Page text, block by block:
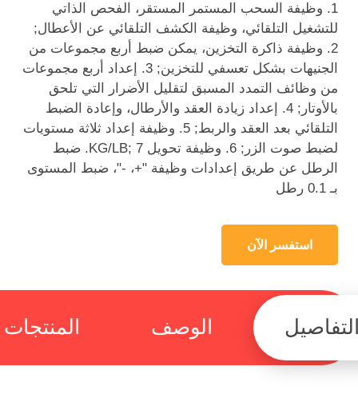
1. وظيفة السحب المستمر المستقر، الفحص الذاتي
للتشغيل التلقائي، وظيفة الكشف التلقائي عن الأعطال;
2. وظيفة ذاكرة التخزين، يمكن ضبط أربع مجموعات من
الجنيهات بشكل تعسفي للتخزين; 3. إعداد أربع مجموعات
من وظائف التمدد المسبق لتقليل الأضرار التي تلحق
بالأوتار; 4. إعداد زيادة العقد والأرطال، وإعادة الضبط
التلقائي بعد العقد والربط; 5. وظيفة إعداد ثلاثة مستويات
لضبط صوت الزر; 6. وظيفة تحويل KG/LB; 7. ضبط
الرطل عن طريق إعدادات وظيفة "+، -"، ضبط المستوى
بـ 0.1 رطل
استفسر الآن
الوصف